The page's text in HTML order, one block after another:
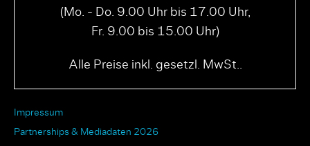
(Mo. - Do. 9.00 Uhr bis 17.00 Uhr,
Fr. 9.00 bis 15.00 Uhr)
Alle Preise inkl. gesetzl. MwSt..
Impressum
Partnerships & Mediadaten 2026